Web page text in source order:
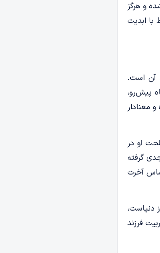
و هرگز
با ابدیت
آن است.
پیش‌رو،
معنادار
او در
گرفته
آخرت
دنیاست،
فرزند